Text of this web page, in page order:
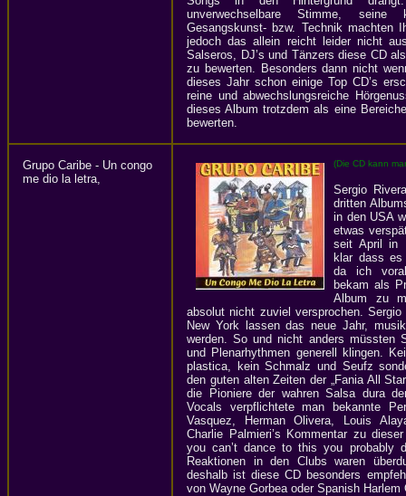
unverwechselbare Stimme, seine
Gesangskunst- bzw. Technik machten
jedoch das allein reicht leider nicht
Salseros, DJ’s und Tänzers diese CD
zu bewerten. Besonders dann nicht
dieses Jahr schon einige Top CD’s
reine und abwechslungsreiche
dieses Album trotzdem als eine
bewerten.
Grupo Caribe - Un congo
me dio la letra,
(Die CD kann
Sergio
dritten
in den USA
etwas
seit April in
klar dass es
da ich
bekam als
Album zu
absolut nicht zuviel versprochen. Sergio
New York lassen das neue Jahr,
werden. So und nicht anders müssten
und Plenarhythmen generell klingen.
plastica, kein Schmalz und Seufz
den guten alten Zeiten der „Fania All
die Pioniere der wahren Salsa dura
Vocals verpflichtete man bekannte
Vasquez, Herman Olivera, Louis
Charlie Palmieri’s Kommentar zu
you can’t dance to this you probably
Reaktionen in den Clubs waren
deshalb ist diese CD besonders
von Wayne Gorbea oder Spanish